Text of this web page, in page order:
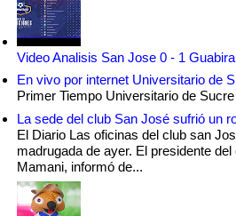
Video Analisis San Jose 0 - 1
En vivo por internet Universitario de
Primer Tiempo Universitario de
La sede del club San José sufrió un
El Diario Las oficinas del club san
madrugada de ayer. El presidente
Mamani, informó de...